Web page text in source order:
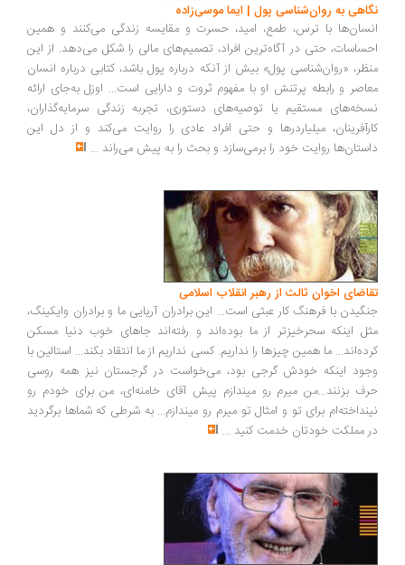
نگاهی به روان‌شناسی پول | ایما موسی‌زاده
انسان‌ها با ترس، طمع، امید، حسرت و مقایسه زندگی می‌کنند و همین
احساسات، حتی در آگاه‌ترین افراد، تصمیم‌های مالی را شکل می‌دهد. از این
منظر، «روان‌شناسی پول» بیش از آنکه درباره پول باشد، کتابی درباره انسان
معاصر و رابطه پرتنش او با مفهوم ثروت و دارایی است... اوزل به‌جای ارائه
نسخه‌های مستقیم یا توصیه‌های دستوری، تجربه زندگی سرمایه‌گذاران،
کارآفرینان، میلیاردرها و حتی افراد عادی را روایت می‌کند و از دل این
داستان‌ها روایت خود را برمی‌سازد و بحث را به پیش می‌راند ...
تقاضای اخوان ثالث از رهبر انقلاب اسلامی
جنگیدن با فرهنگ کار عبثی است... این برادران آریایی ما و برادران وایکینگ،
مثل اینکه سحرخیزتر از ما بوده‌اند و رفته‌اند جاهای خوب دنیا مسکن
کرده‌اند... ما همین چیزها را نداریم. کسی نداریم از ما انتقاد بکند... استالین با
وجود اینکه خودش گرجی بود، می‌خواست در گرجستان نیز همه روسی
حرف بزنند...من میرم رو میندازم پیش آقای خامنه‌ای، من برای خودم رو
نینداخته‌ام برای تو و امثال تو میرم رو میندازم... به شرطی که شماها برگردید
در مملکت خودتان خدمت کنید ...